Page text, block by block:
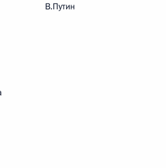
В.Путин